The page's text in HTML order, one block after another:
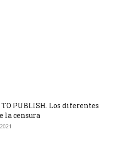
TO PUBLISH. Los diferentes
la censura